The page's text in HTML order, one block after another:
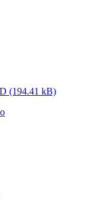
(194.41 kB)